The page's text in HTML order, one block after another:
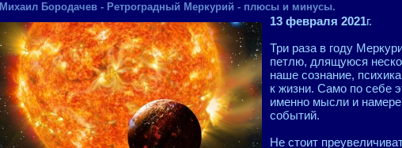
Михаил Бородачев - Ретроградный Меркурий - плюсы и минусы.
13 февраля 2021г.
Три раза в году
петлю, длящуюся
наше сознание,
к жизни. Само по себе
именно мысли и
событий.
Не стоит